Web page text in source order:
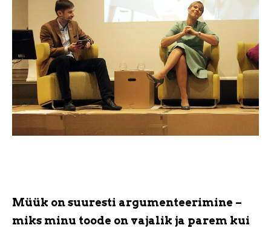
Müük on suuresti argumenteerimine –
miks minu toode on vajalik ja parem kui